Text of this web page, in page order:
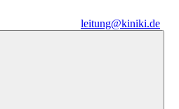
leitung@kiniki.de